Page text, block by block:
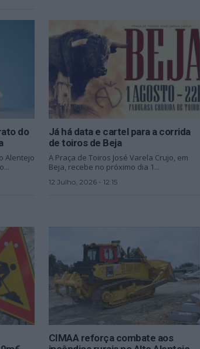
do
Alentejo
Já há data e cartel para a corrida
de toiros de Beja
A Praça de Toiros José Varela Crujo, em
Beja, recebe no próximo dia 1...
12 Julho, 2026 - 12:15
CIMAA reforça combate aos